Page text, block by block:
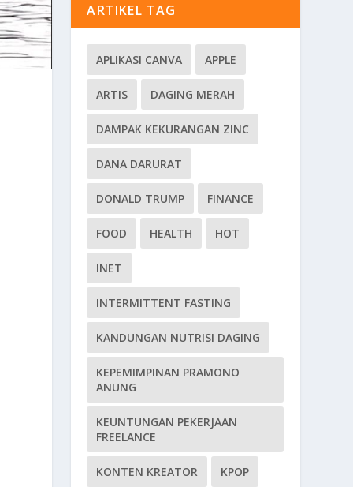
ARTIKEL TAG
APLIKASI CANVA APPLE
ARTIS DAGING MERAH
DAMPAK KEKURANGAN ZINC
DANA DARURAT
DONALD TRUMP FINANCE
FOOD HEALTH HOT
INET
INTERMITTENT FASTING
KANDUNGAN NUTRISI DAGING
KEPEMIMPINAN PRAMONO
ANUNG
KEUNTUNGAN PEKERJAAN
FREELANCE
KONTEN KREATOR KPOP